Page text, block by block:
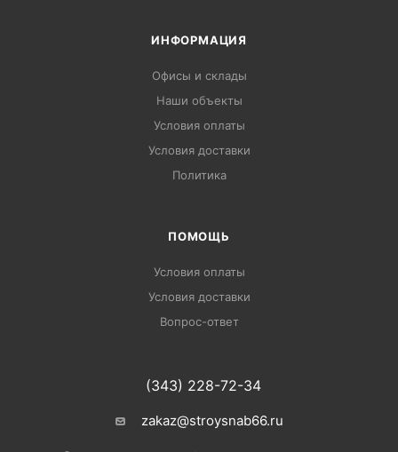
ИНФОРМАЦИЯ
Офисы и склады
Наши объекты
Условия оплаты
Условия доставки
Политика
ПОМОЩЬ
Условия оплаты
Условия доставки
Вопрос-ответ
(343) 228-72-34
zakaz@stroysnab66.ru